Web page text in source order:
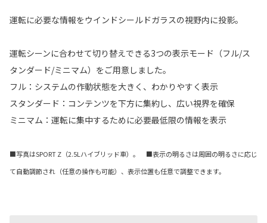
運転に必要な情報をウインドシールドガラスの視野内に投影。
運転シーンに合わせて切り替えできる3つの表示モード（フル/ス
タンダード/ミニマム）をご用意しました。
フル：システムの作動状態を大きく、わかりやすく表示
スタンダード：コンテンツを下方に集約し、広い視界を確保
ミニマム：運転に集中するために必要最低限の情報を表示
■写真はSPORT Z（2.5Lハイブリッド車）。 ■表示の明るさは周囲の明るさに応じ
て自動調節され（任意の操作も可能）、表示位置も任意で調整できます。